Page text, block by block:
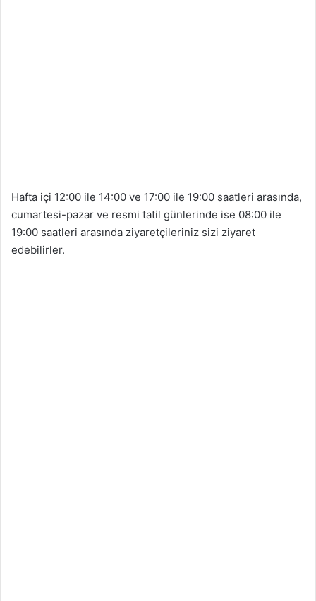
Hafta içi 12:00 ile 14:00 ve 17:00 ile 19:00 saatleri arasında,
cumartesi-pazar ve resmi tatil günlerinde ise 08:00 ile
19:00 saatleri arasında ziyaretçileriniz sizi ziyaret
edebilirler.